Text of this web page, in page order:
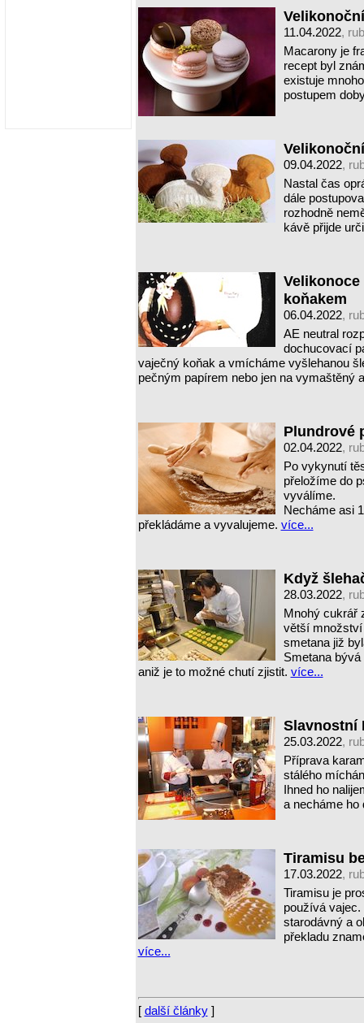
11.04.2022,
Macarony je
recept byl
existuje
postupem
09.04.2022,
Nastal čas
dále
rozhodně
kávě přijde
koňakem
06.04.2022,
AE neutral
dochucovací
vaječný koňak a vmícháme vyšlehanou
pečným papírem nebo jen na vymaštěný
Plundrové
02.04.2022,
Po vykynutí
přeložíme do
vyválíme.
Necháme asi
překládáme a vyvalujeme. více...
Když
28.03.2022,
Mnohý cukrář
větší množství
smetana již
Smetana
aniž je to možné chutí zjistit. více...
Slavnostní
25.03.2022,
Příprava
stálého
Ihned ho
a necháme
Tiramisu
17.03.2022,
Tiramisu je
používá
starodávný a
překladu
více...
[ další články]